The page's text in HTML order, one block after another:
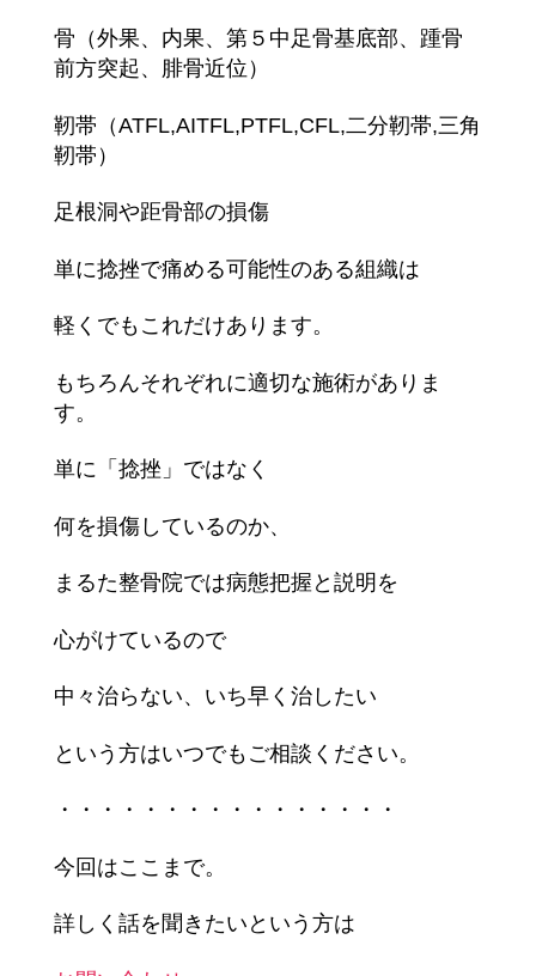
骨（外果、内果、第５中足骨基底部、踵骨
前方突起 、腓骨近位）
靭帯（ATFL,AITFL,PTFL,CFL,二分靭帯,三角
靭帯）
足根洞や距骨部の損傷
単に捻挫で痛める可能性のある組織は
軽くでもこれだけあります。
もちろんそれぞれに適切な施術がありま
す。
単に「捻挫」ではなく
何を損傷しているのか、
まるた整骨院では病態把握と説明を
心がけているので
中々治らない、いち早く治したい
という方はいつでもご相談ください。
・・・・・・・・・・・・・・・・
今回はここまで。
詳しく話を聞きたいという方は